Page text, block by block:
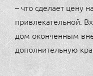
– что сделает цену
привлекательной.
дом оконченным
дополнительную